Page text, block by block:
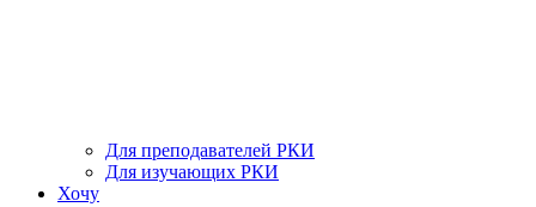
Для преподавателей РКИ
Для изучающих РКИ
Хочу